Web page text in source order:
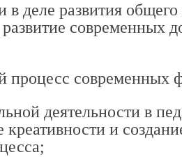
в деле развития
современных
процесс современных
деятельности в
креативности и